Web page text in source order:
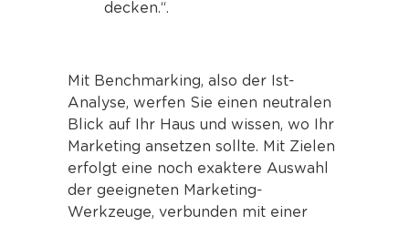
decken.“.
Mit Benchmarking, also der Ist-
Analyse, werfen Sie einen neutralen
Blick auf Ihr Haus und wissen, wo Ihr
Marketing ansetzen sollte. Mit Zielen
erfolgt eine noch exaktere Auswahl
der geeigneten Marketing-
Werkzeuge, verbunden mit einer